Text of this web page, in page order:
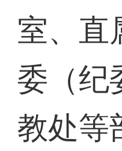
室、直
委（纪
教处等